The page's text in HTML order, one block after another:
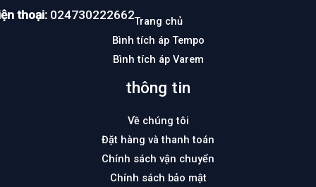
thoại: 024730222662Trang chủ
Bình tích áp Tempo
Bình tích áp Varem
thông tin
Về chúng tôi
Đặt hàng và thanh toán
Chính sách vận chuyển
Chính sách bảo mật